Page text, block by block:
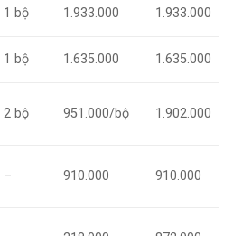
1 bộ 1.933.000 1.933.000
1 bộ 1.635.000 1.635.000
2 bộ 951.000/bộ 1.902.000
– 910.000 910.000